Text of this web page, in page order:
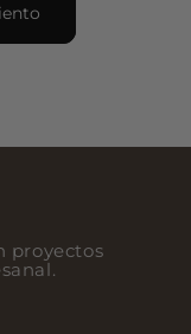
proyectos